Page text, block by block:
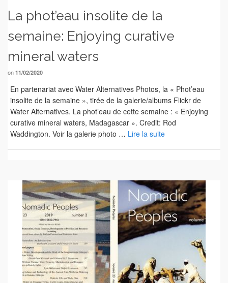
La phot’eau insolite de la
semaine: Enjoying curative
mineral waters
on 11/02/2020
En partenariat avec Water Alternatives Photos, la « Phot’eau
insolite de la semaine », tirée de la galerie/albums Flickr de
Water Alternatives. La phot’eau de cette semaine : « Enjoying
curative mineral waters, Madagascar ». Credit: Rod
Waddington. Voir la galerie photo … Lire la suite